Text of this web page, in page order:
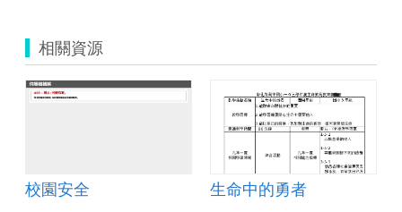
相關資源
校園安全 生命中的勇者